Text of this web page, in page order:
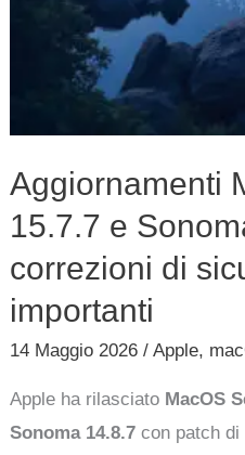
Aggiornamenti
15.7.7 e
correzioni di
importanti
14 Maggio 2026/Apple,
Apple ha rilasciato MacOS
Sonoma 14.8.7 con patch